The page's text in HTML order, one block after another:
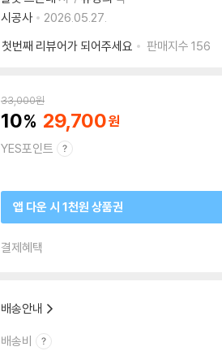
시공사
2026.05.27.
첫번째 리뷰어가 되어주세요
판매지수 156
33,000원
10 29,700
YES포인트
앱 다운 시 1천원 상품권
결제혜택
배송안내
배송비